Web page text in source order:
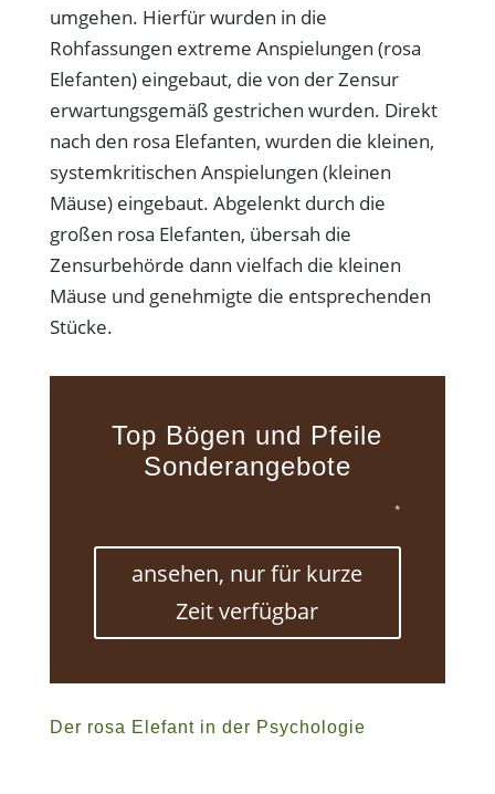
umgehen. Hierfür wurden in die
Rohfassungen extreme Anspielungen (rosa
Elefanten) eingebaut, die von der Zensur
erwartungsgemäß gestrichen wurden. Direkt
nach den rosa Elefanten, wurden die kleinen,
systemkritischen Anspielungen (kleinen
Mäuse) eingebaut. Abgelenkt durch die
großen rosa Elefanten, übersah die
Zensurbehörde dann vielfach die kleinen
Mäuse und genehmigte die entsprechenden
Stücke.
Top Bögen und Pfeile
Sonderangebote
*
ansehen, nur für kurze
Zeit verfügbar
Der rosa Elefant in der Psychologie